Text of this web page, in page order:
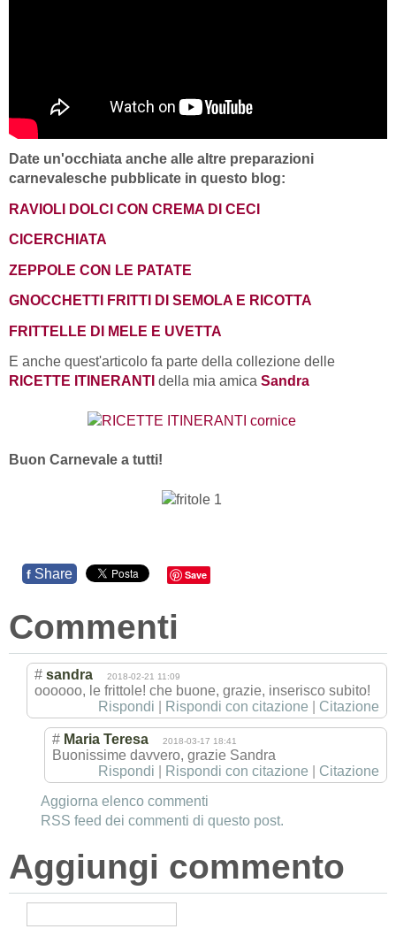
Date un'occhiata anche alle altre preparazioni
carnevalesche pubblicate in questo blog:
RAVIOLI DOLCI CON CREMA DI CECI
CICERCHIATA
ZEPPOLE CON LE PATATE
GNOCCHETTI FRITTI DI SEMOLA E RICOTTA
FRITTELLE DI MELE E UVETTA
E anche quest'articolo fa parte della collezione delle
RICETTE ITINERANTI della mia amica Sandra
Buon Carnevale a tutti!
f Share Save
Commenti
# sandra 2018-02-21 11:09
oooooo, le frittole! che buone, grazie, inserisco subito!
Rispondi
Rispondi con citazione Citazione
# Maria Teresa 2018-03-17 18:41
Buonissime davvero, grazie Sandra
Rispondi
Rispondi con citazione
Citazione
Aggiorna elenco commenti
RSS feed dei commenti di questo post.
Aggiungi commento